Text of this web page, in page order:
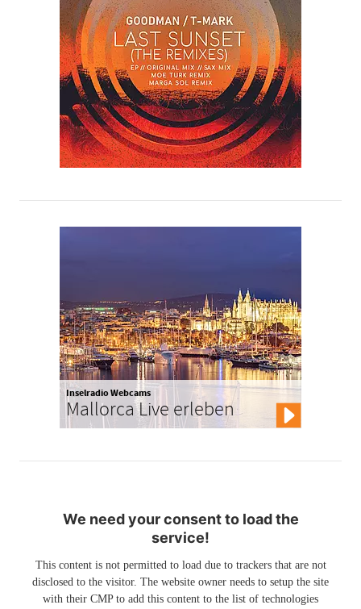
Inselradio Webcams
Mallorca Live erleben
We need your consent to load the
service!
This content is not permitted to load due to trackers that are not
disclosed to the visitor. The website owner needs to setup the site
with their CMP to add this content to the list of technologies